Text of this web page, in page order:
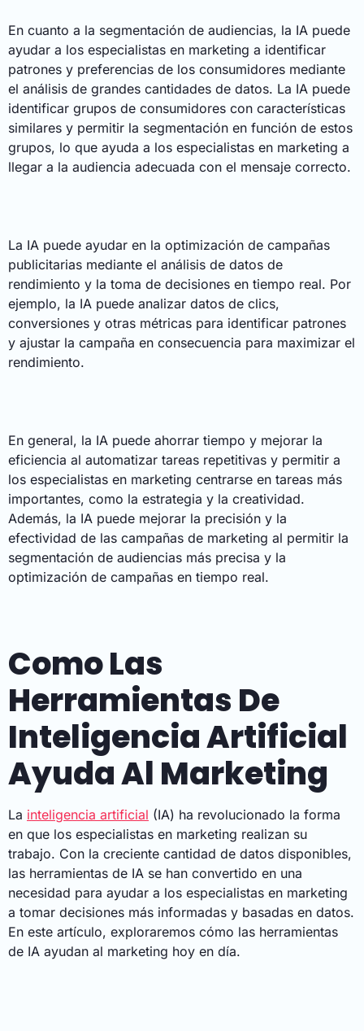
En cuanto a la segmentación de audiencias, la IA puede
ayudar a los especialistas en marketing a identificar
patrones y preferencias de los consumidores mediante
el análisis de grandes cantidades de datos. La IA puede
identificar grupos de consumidores con características
similares y permitir la segmentación en función de estos
grupos, lo que ayuda a los especialistas en marketing a
llegar a la audiencia adecuada con el mensaje correcto.
La IA puede ayudar en la optimización de campañas
publicitarias mediante el análisis de datos de
rendimiento y la toma de decisiones en tiempo real. Por
ejemplo, la IA puede analizar datos de clics,
conversiones y otras métricas para identificar patrones
y ajustar la campaña en consecuencia para maximizar el
rendimiento.
En general, la IA puede ahorrar tiempo y mejorar la
eficiencia al automatizar tareas repetitivas y permitir a
los especialistas en marketing centrarse en tareas más
importantes, como la estrategia y la creatividad.
Además, la IA puede mejorar la precisión y la
efectividad de las campañas de marketing al permitir la
segmentación de audiencias más precisa y la
optimización de campañas en tiempo real.
Como Las
Herramientas De
Inteligencia Artificial
Ayuda Al Marketing
La inteligencia artificial (IA) ha revolucionado la forma
en que los especialistas en marketing realizan su
trabajo. Con la creciente cantidad de datos disponibles,
las herramientas de IA se han convertido en una
necesidad para ayudar a los especialistas en marketing
a tomar decisiones más informadas y basadas en datos.
En este artículo, exploraremos cómo las herramientas
de IA ayudan al marketing hoy en día.